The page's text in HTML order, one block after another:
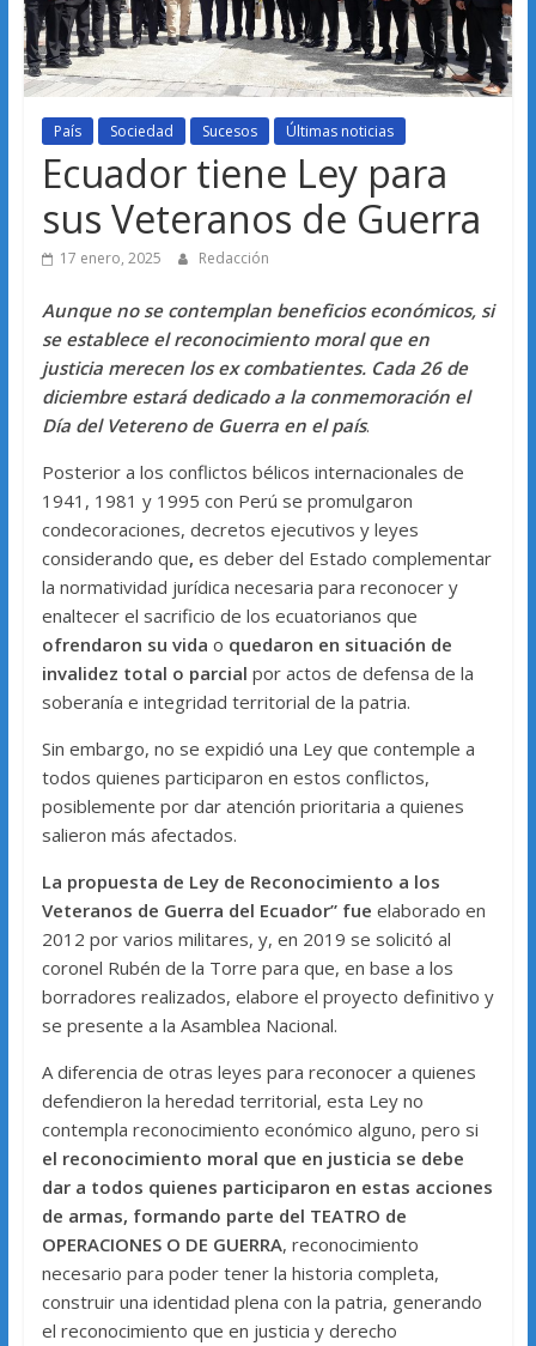
País Sociedad Sucesos Últimas noticias
Ecuador tiene Ley para
sus Veteranos de Guerra
17 enero, 2025 Redacción
Aunque no se contemplan beneficios económicos, si
se establece el reconocimiento moral que en
justicia merecen los ex combatientes. Cada 26 de
diciembre estará dedicado a la conmemoración el
Día del Vetereno de Guerra en el país.
Posterior a los conflictos bélicos internacionales de
1941, 1981 y 1995 con Perú se promulgaron
condecoraciones, decretos ejecutivos y leyes
considerando que, es deber del Estado complementar
la normatividad jurídica necesaria para reconocer y
enaltecer el sacrificio de los ecuatorianos que
ofrendaron su vida o quedaron en situación de
invalidez total o parcial por actos de defensa de la
soberanía e integridad territorial de la patria.
Sin embargo, no se expidió una Ley que contemple a
todos quienes participaron en estos conflictos,
posiblemente por dar atención prioritaria a quienes
salieron más afectados.
La propuesta de Ley de Reconocimiento a los
Veteranos de Guerra del Ecuador” fue elaborado en
2012 por varios militares, y, en 2019 se solicitó al
coronel Rubén de la Torre para que, en base a los
borradores realizados, elabore el proyecto definitivo y
se presente a la Asamblea Nacional.
A diferencia de otras leyes para reconocer a quienes
defendieron la heredad territorial, esta Ley no
contempla reconocimiento económico alguno, pero si
el reconocimiento moral que en justicia se debe
dar a todos quienes participaron en estas acciones
de armas, formando parte del TEATRO de
OPERACIONES O DE GUERRA, reconocimiento
necesario para poder tener la historia completa,
construir una identidad plena con la patria, generando
el reconocimiento que en justicia y derecho